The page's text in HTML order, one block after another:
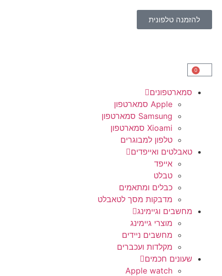
0
להזמנה טלפונית
סמארטפונים
Apple סמארטפון
Samsung סמארטפון
Xioami סמארטפון
טלפון למבוגרים
טאבלטים ואייפדים
אייפד
טבלט
כבלים ומתאמים
מדבקות מסך לטאבלט
מחשבים וגיימינג
מוצרי גיימינג
מחשבים ניידים
מקלדות ועכברים
שעונים חכמים
Apple watch